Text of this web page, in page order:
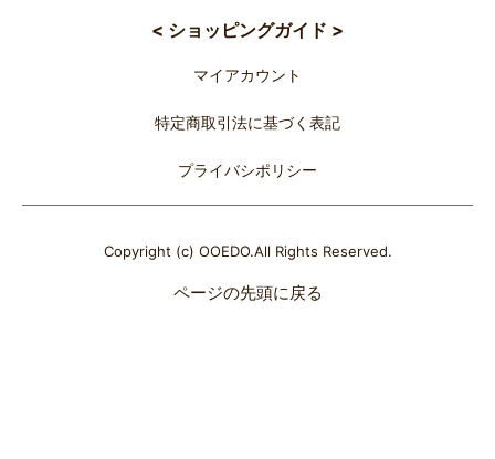
< ショッピングガイド >
マイアカウント
特定商取引法に基づく表記
プライバシポリシー
Copyright (c) OOEDO.All Rights Reserved.
ページの先頭に戻る